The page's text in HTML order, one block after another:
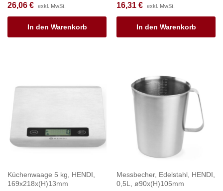
26,06 € exkl. MwSt.
In den Warenkorb
16,31 € exkl. MwSt.
In den Warenkorb
Küchenwaage 5 kg, HENDI,
169x218x(H)13mm
Messbecher, Edelstahl, HENDI,
0,5L, ø90x(H)105mm